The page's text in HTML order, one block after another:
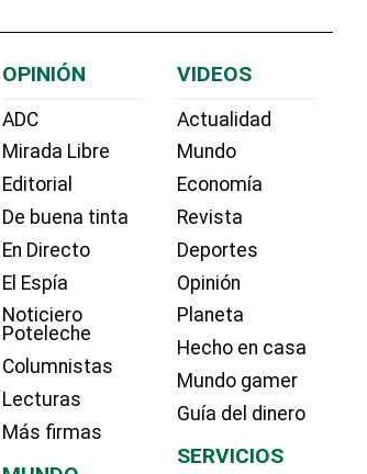
OPINIÓN
ADC
Mirada Libre
Editorial
De buena tinta
En Directo
El Espía
Noticiero
Poteleche
Columnistas
Lecturas
Más firmas
VIDEOS
Actualidad
Mundo
Economía
Revista
Deportes
Opinión
Planeta
Hecho en casa
Mundo gamer
Guía del dinero
SERVICIOS